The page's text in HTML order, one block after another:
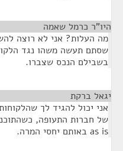
היו"ר כרמל שאמה
מה העלות? אני לא רוצה
שסתם תעשה משהו נגד
בשבילם הנכס שצברו.
יגאל ברקת
אני יכול להגיד לך
של חברות התעופה,
as is באותם יחסי המרה.